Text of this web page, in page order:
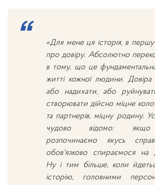
«Для мене ця історія, в першу
про довіру. Абсолютно
в тому, що це
житті кожної людини. Довіра
або надихати, або
створювати дійсно міцне коло
та партнерів, міцну родину.
чудово відомо:
розпочинаємо якусь
обов'язково спираємося на
Ну і тим більше, коли
історію, головними